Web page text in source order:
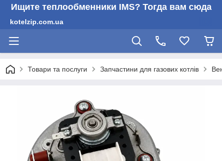
Ищите теплообменники IMS? Тогда вам сюда
kotelzip.com.ua
Товари та послуги Запчастини для газових котлів